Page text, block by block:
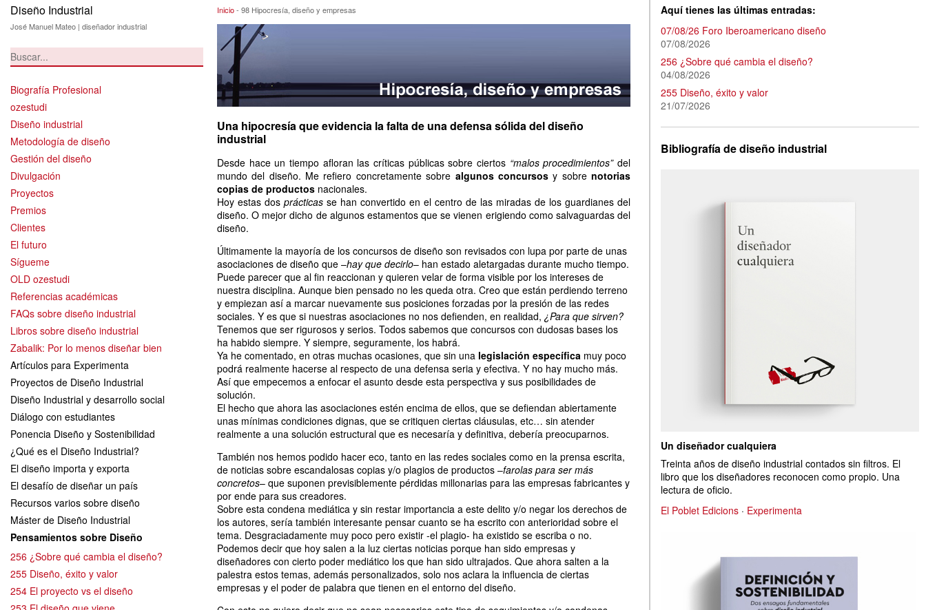
Diseño Industrial
José Manuel Mateo | diseñador industrial
Biografía Profesional
ozestudi
Diseño industrial
Metodología de diseño
Gestión del diseño
Divulgación
Proyectos
Premios
Clientes
El futuro
Sígueme
OLD ozestudi
Referencias académicas
FAQs sobre diseño industrial
Libros sobre diseño industrial
Zabalik: Por lo menos diseñar bien
Artículos para Experimenta
Proyectos de Diseño Industrial
Diseño Industrial y desarrollo social
Diálogo con estudiantes
Ponencia Diseño y Sostenibilidad
¿Qué es el Diseño Industrial?
El diseño importa y exporta
El desafío de diseñar un país
Recursos varios sobre diseño
Máster de Diseño Industrial
Pensamientos sobre Diseño
256 ¿Sobre qué cambia el diseño?
255 Diseño, éxito y valor
254 El proyecto vs el diseño
98 Hipocresía, diseño y empresas
Inicio- 98 Hipocresía, diseño y empresas
Una hipocresía que evidencia la falta de una defensa sólida del diseño
industrial
Desde hace un tiempo afloran las críticas públicas sobre ciertos “malos procedimientos”del
mundo del diseño. Me refiero concretamente sobre algunos concursosy sobrenotorias
copias de productos nacionales.
Hoy estas dos prácticas se han convertido en el centro de las miradas de los guardianes del
diseño. O mejor dicho de algunos estamentos que se vienen erigiendo como salvaguardas del
diseño.
Últimamente la mayoría de los concursos de diseño son revisados con lupa por parte de unas
asociaciones de diseño que –hay que decirlo– han estado aletargadas durante mucho tiempo.
Puede parecer que al fin reaccionan y quieren velar de forma visible por los intereses de
nuestra disciplina. Aunque bien pensado no les queda otra. Creo que están perdiendo terreno
y empiezan así a marcar nuevamente sus posiciones forzadas por la presión de las redes
sociales. Y es que si nuestras asociaciones no nos defienden, en realidad, ¿Para que sirven?
Tenemos que ser rigurosos y serios. Todos sabemos que concursos con dudosas bases los
ha habido siempre. Y siempre, seguramente, los habrá.
Ya he comentado, en otras muchas ocasiones, que sin una legislación específica muy poco
podrá realmente hacerse al respecto de una defensa seria y efectiva. Y no hay mucho más.
Así que empecemos a enfocar el asunto desde esta perspectiva y sus posibilidades de
solución.
El hecho que ahora las asociaciones estén encima de ellos, que se defiendan abiertamente
unas mínimas condiciones dignas, que se critiquen ciertas cláusulas, etc… sin atender
realmente a una solución estructural que es necesaría y definitiva, debería preocuparnos.
También nos hemos podido hacer eco, tanto en las redes sociales como en la prensa escrita,
de noticias sobre escandalosas copias y/o plagios de productos –farolas para ser más
concretos– que suponen previsiblemente pérdidas millonarias para las empresas fabricantes y
por ende para sus creadores.
Sobre esta condena mediática y sin restar importancia a este delito y/o negar los derechos de
los autores, sería también interesante pensar cuanto se ha escrito con anterioridad sobre el
tema. Desgraciadamente muy poco pero existir -el plagio- ha existido se escriba o no.
Podemos decir que hoy salen a la luz ciertas noticias porque han sido empresas y
diseñadores con cierto poder mediático los que han sido ultrajados. Que ahora salten a la
palestra estos temas, además personalizados, solo nos aclara la influencia de ciertas
empresas y el poder de palabra que tienen en el entorno del diseño.
Aquí tienes las últimas entradas:
07/08/26 Foro Iberoamericano diseño
07/08/2026
256 ¿Sobre qué cambia el diseño?
04/08/2026
255 Diseño, éxito y valor
21/07/2026
Bibliografía de diseño industrial
Un diseñador cualquiera
Treinta años de diseño industrial contados sin filtros. El
libro que los diseñadores reconocen como propio. Una
lectura de oficio.
El Poblet Edicions · Experimenta